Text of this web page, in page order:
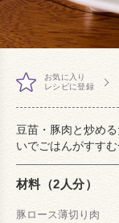
お気に入り
レシピに登録
豆苗・豚肉と炒め
いでごはんがすす
材料（2人分）
豚ロース薄切り肉